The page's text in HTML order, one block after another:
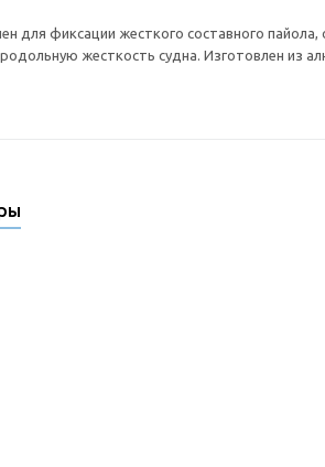
для фиксации жесткого составного
жесткость судна. Изготовлен из